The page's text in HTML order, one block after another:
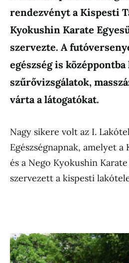
rendezvényt a Kispesti
Kyokushin Karate
szervezte. A
egészség is
szűrővizsgálatok,
várta a látogatókat.
Nagy sikere volt az I.
Egészségnapnak, amelyet a
és a Nego Kyokushin
szervezett a kispesti